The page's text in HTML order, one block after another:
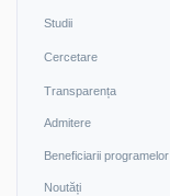
Studii
Cercetare
Transparența
Admitere
Beneficiarii programelor
Noutăți